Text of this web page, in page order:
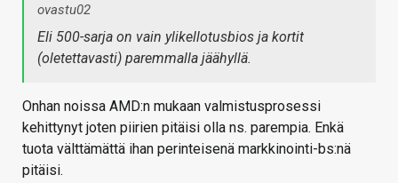
ovastu02
Eli 500-sarja on vain ylikellotusbios ja kortit
(oletettavasti) paremmalla jäähyllä.
Onhan noissa AMD:n mukaan valmistusprosessi
kehittynyt joten piirien pitäisi olla ns. parempia. Enkä
tuota välttämättä ihan perinteisenä markkinointi-bs:nä
pitäisi.